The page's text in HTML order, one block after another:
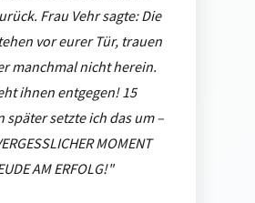
Frau Vehr sagte: Die
vor eurer Tür, trauen
manchmal nicht herein.
ihnen entgegen! 15
später setzte ich das um –
MOMENT
AM ERFOLG!"